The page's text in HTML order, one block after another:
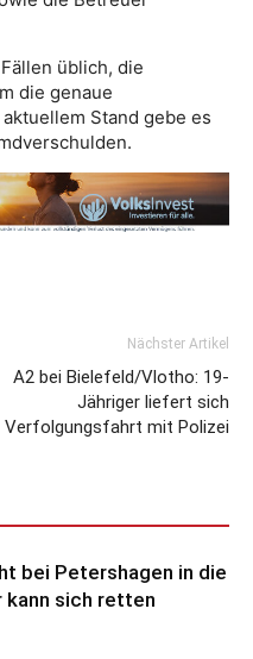
üblich, die
die genaue
Stand gebe es
Nächster Artikel
A2 bei Bielefeld/Vlotho: 19-
Jähriger liefert sich
Verfolgungsfahrt mit Polizei
bei Petershagen in die
kann sich retten